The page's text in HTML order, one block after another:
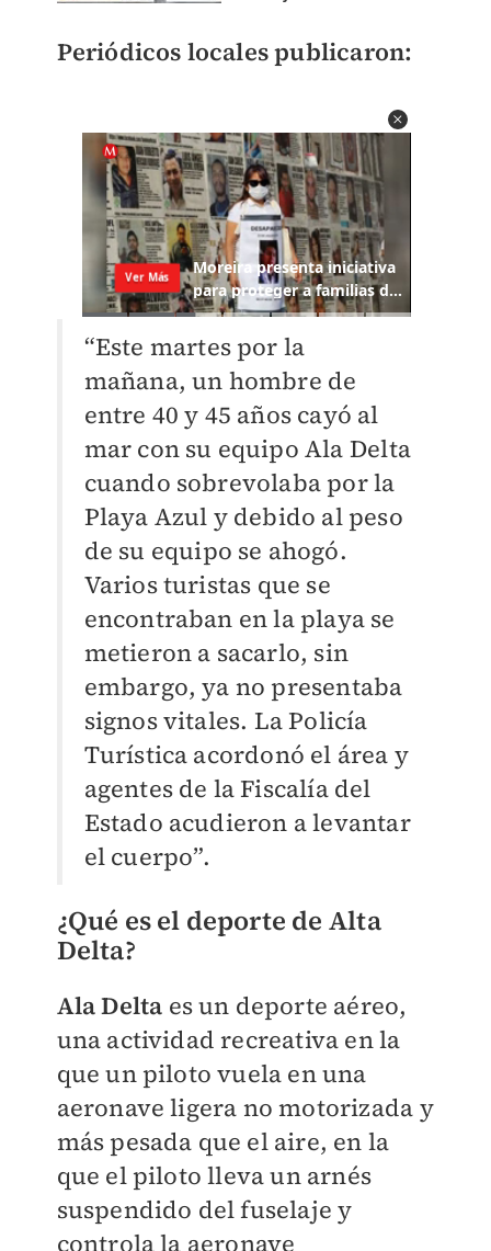
Periódicos locales publicaron:
“Este martes por la
mañana, un hombre de
entre 40 y 45 años cayó al
mar con su equipo Ala Delta
cuando sobrevolaba por la
Playa Azul y debido al peso
de su equipo se ahogó.
Varios turistas que se
encontraban en la playa se
metieron a sacarlo, sin
embargo, ya no presentaba
signos vitales. La Policía
Turística acordonó el área y
agentes de la Fiscalía del
Estado acudieron a levantar
el cuerpo”.
¿Qué es el deporte de Alta
Delta?
Ala Delta es un deporte aéreo,
una actividad recreativa en la
que un piloto vuela en una
aeronave ligera no motorizada y
más pesada que el aire, en la
que el piloto lleva un arnés
suspendido del fuselaje y
controla la aeronave